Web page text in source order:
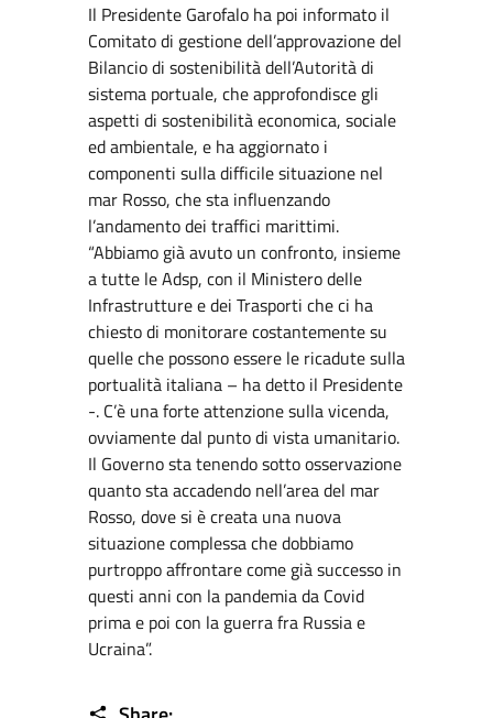
Il Presidente Garofalo ha poi informato il
Comitato di gestione dell’approvazione del
Bilancio di sostenibilità dell’Autorità di
sistema portuale, che approfondisce gli
aspetti di sostenibilità economica, sociale
ed ambientale, e ha aggiornato i
componenti sulla difficile situazione nel
mar Rosso, che sta influenzando
l’andamento dei traffici marittimi.
“Abbiamo già avuto un confronto, insieme
a tutte le Adsp, con il Ministero delle
Infrastrutture e dei Trasporti che ci ha
chiesto di monitorare costantemente su
quelle che possono essere le ricadute sulla
portualità italiana – ha detto il Presidente
-. C’è una forte attenzione sulla vicenda,
ovviamente dal punto di vista umanitario.
Il Governo sta tenendo sotto osservazione
quanto sta accadendo nell’area del mar
Rosso, dove si è creata una nuova
situazione complessa che dobbiamo
purtroppo affrontare come già successo in
questi anni con la pandemia da Covid
prima e poi con la guerra fra Russia e
Ucraina”.